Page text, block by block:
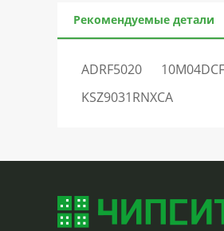
Рекомендуемые детали
ADRF5020
KSZ9031RNXCA